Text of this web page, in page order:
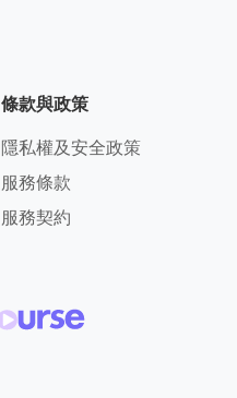
條款與政策
隱私權及安全政策
服務條款
服務契約